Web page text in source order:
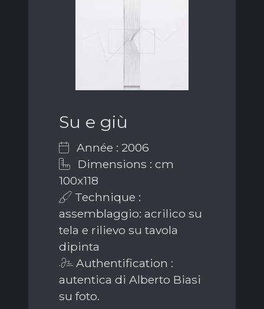
Su e giù
Année : 2006
Dimensions : cm
100x118
Technique :
assemblaggio: acrilico su
tela e rilievo su tavola
dipinta
Authentification :
autentica di Alberto Biasi
su foto.